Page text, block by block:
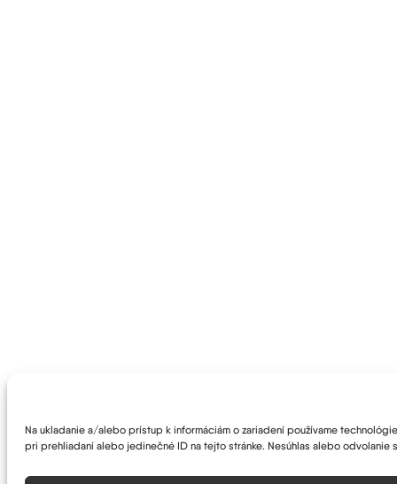
Na ukladanie a/alebo prístup k informáciám o zariadení používame
pri prehliadaní alebo jedinečné ID na tejto stránke. Nesúhlas alebo odvolanie